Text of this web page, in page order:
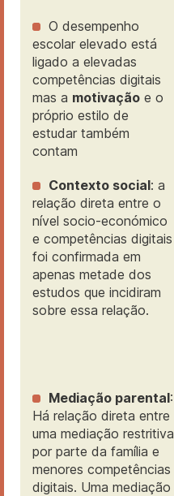
O desempenho
escolar elevado está
ligado a elevadas
competências digitais
mas a motivação e o
próprio estilo de
estudar também
contam
Contexto social: a
relação direta entre o
nível socio-económico
e competências digitais
foi confirmada em
apenas metade dos
estudos que incidiram
sobre essa relação.
Mediação parental:
Há relação direta entre
uma mediação restritiva
por parte da família e
menores competências
digitais. Uma mediação